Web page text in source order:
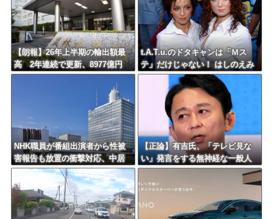
【朗報】26年上半期の輸出額最
高 2年連続で更新、8977億円
農水省「インバウンドの増加に
伴い、日本食の認知度が向上」
t.A.T.u.のドタキャンは「Ｍス
テ」だけじゃない！ はしのえみ
「来なかったんですよ…」
NHK職員が番組出演者から性被
害報告も放置の衝撃対応、中居
正広と国分太一の事例もNHKは
「加害者を守る」のか、指摘さ
れる“隠蔽体質”
【正論】有吉氏、「テレビ見な
い」発言をする無神経な一般人
に憤慨ｗｗｗｗｗｗｗ